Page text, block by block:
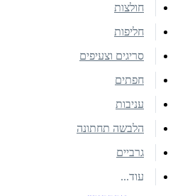
חולצות
חליפות
סריגים וצעיפים
חפתים
עניבות
הלבשה תחתונה
גרביים
עוד...